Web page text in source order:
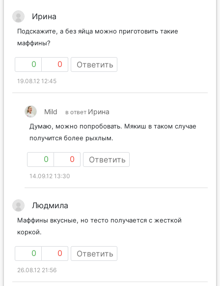
Ирина
Подскажите, а без яйца можно приготовить такие
маффины?
0 0 Ответить
19.08.12 12:45
Mild в ответ Ирина
Думаю, можно попробовать. Мякиш в таком случае
получится более рыхлым.
0 0 Ответить
14.09.12 13:30
Людмила
Маффины вкусные, но тесто получается с жесткой
коркой.
0 0 Ответить
26.08.12 21:56